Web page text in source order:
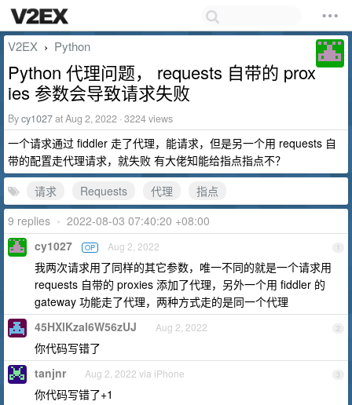
V2EX › Python
Python 代理问题， requests 自带的 prox
ies 参数会导致请求失败
Bycy1027at Aug 2, 2022 · 3224 views
一个请求通过 fiddler 走了代理，能请求，但是另一个用 requests 自
带的配置走代理请求，就失败 有大佬知能给指点指点不？
请求
Requests 代理
指点
9 replies • 2022-08-03 07:40:20 +08:00
1
cy1027 OP Aug 2, 2022
我两次请求用了同样的其它参数，唯一不同的就是一个请求用
requests 自带的 proxies 添加了代理，另外一个用 fiddler 的
gateway 功能走了代理，两种方式走的是同一个代理
2
45HXlKzal6W56zUJ Aug 2, 2022
你代码写错了
3
tanjnr Aug 2, 2022 via iPhone
你代码写错了+1